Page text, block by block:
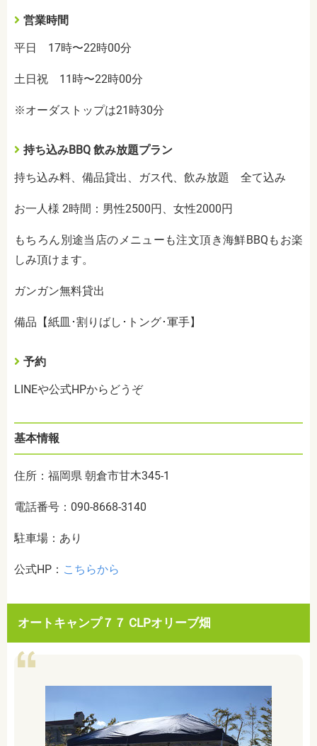
営業時間
平日 17時〜22時00分
土日祝 11時〜22時00分
※オーダストップは21時30分
持ち込みBBQ 飲み放題プラン
持ち込み料、備品貸出、ガス代、飲み放題 全て込み
お一人様 2時間：男性2500円、女性2000円
もちろん別途当店のメニューも注文頂き海鮮BBQもお楽
しみ頂けます。
ガンガン無料貸出
備品【紙皿･割りばし･トング･軍手】
予約
LINEや公式HPからどうぞ
基本情報
住所：福岡県 朝倉市甘木345-1
電話番号：090-8668-3140
駐車場：あり
公式HP： こちらから
オートキャンプ７７ CLPオリーブ畑